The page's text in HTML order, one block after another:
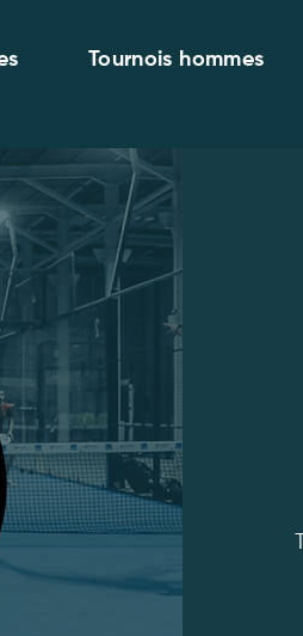
Tournois hommes